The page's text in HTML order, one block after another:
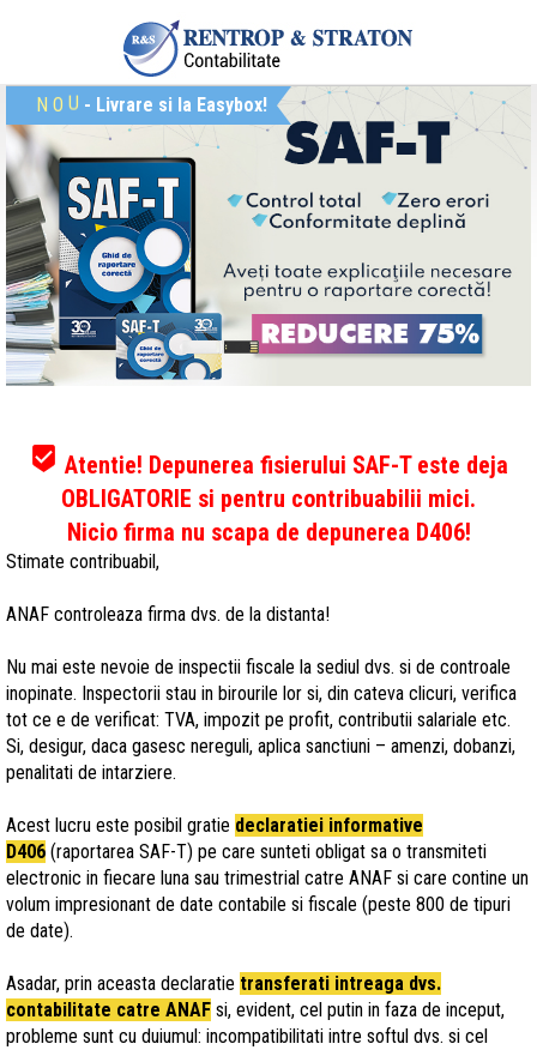
N O U - Livrare si la Easybox!
beenhere Atentie! Depunerea fisierului SAF-T este deja
OBLIGATORIE si pentru contribuabilii mici.
Nicio firma nu scapa de depunerea D406!
Stimate contribuabil,
ANAF controleaza firma dvs. de la distanta!
Nu mai este nevoie de inspectii fiscale la sediul dvs. si de controale
inopinate. Inspectorii stau in birourile lor si, din cateva clicuri, verifica
tot ce e de verificat: TVA, impozit pe profit, contributii salariale etc.
Si, desigur, daca gasesc nereguli, aplica sanctiuni – amenzi, dobanzi,
penalitati de intarziere.
Acest lucru este posibil gratie declaratiei informative
D406 (raportarea SAF-T) pe care sunteti obligat sa o transmiteti
electronic in fiecare luna sau trimestrial catre ANAF si care contine un
volum impresionant de date contabile si fiscale (peste 800 de tipuri
de date).
Asadar, prin aceasta declaratie transferati intreaga dvs.
contabilitate catre ANAF si, evident, cel putin in faza de inceput,
probleme sunt cu duiumul: incompatibilitati intre softul dvs. si cel